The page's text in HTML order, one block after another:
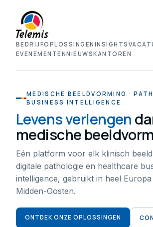
BEDRIJFOPLOSSINGEN INSIGHTS
EVENEMENTENNIEUWSKANTOREN
MEDISCHE BEELDVORMING ·
BUSINESS INTELLIGENCE
Levens verlengen
medische
Eén platform voor elk klinisch
digitale pathologie en healthcare
intelligence, gebruikt in heel
Midden-Oosten.
ONTDEK ONZE OPLOSSINGEN